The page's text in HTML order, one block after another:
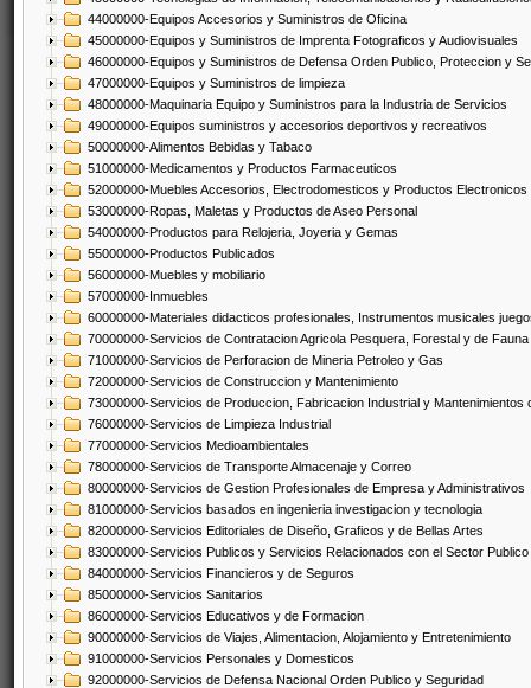
44000000-Equipos Accesorios y Suministros de Oficina
45000000-Equipos y Suministros de Imprenta Fotograficos y Audiovisuales
46000000-Equipos y Suministros de Defensa Orden Publico, Proteccion y
47000000-Equipos y Suministros de limpieza
48000000-Maquinaria Equipo y Suministros para la Industria de Servicios
49000000-Equipos suministros y accesorios deportivos y recreativos
50000000-Alimentos Bebidas y Tabaco
51000000-Medicamentos y Productos Farmaceuticos
52000000-Muebles Accesorios, Electrodomesticos y Productos Electronicos
53000000-Ropas, Maletas y Productos de Aseo Personal
54000000-Productos para Relojeria, Joyeria y Gemas
55000000-Productos Publicados
56000000-Muebles y mobiliario
57000000-Inmuebles
60000000-Materiales didacticos profesionales, Instrumentos musicales
70000000-Servicios de Contratacion Agricola Pesquera, Forestal y de Fauna
71000000-Servicios de Perforacion de Mineria Petroleo y Gas
72000000-Servicios de Construccion y Mantenimiento
73000000-Servicios de Produccion, Fabricacion Industrial y Mantenimientos
76000000-Servicios de Limpieza Industrial
77000000-Servicios Medioambientales
78000000-Servicios de Transporte Almacenaje y Correo
80000000-Servicios de Gestion Profesionales de Empresa y Administrativos
81000000-Servicios basados en ingenieria investigacion y tecnologia
82000000-Servicios Editoriales de Diseño, Graficos y de Bellas Artes
83000000-Servicios Publicos y Servicios Relacionados con el Sector Publico
84000000-Servicios Financieros y de Seguros
85000000-Servicios Sanitarios
86000000-Servicios Educativos y de Formacion
90000000-Servicios de Viajes, Alimentacion, Alojamiento y Entretenimiento
91000000-Servicios Personales y Domesticos
92000000-Servicios de Defensa Nacional Orden Publico y Seguridad